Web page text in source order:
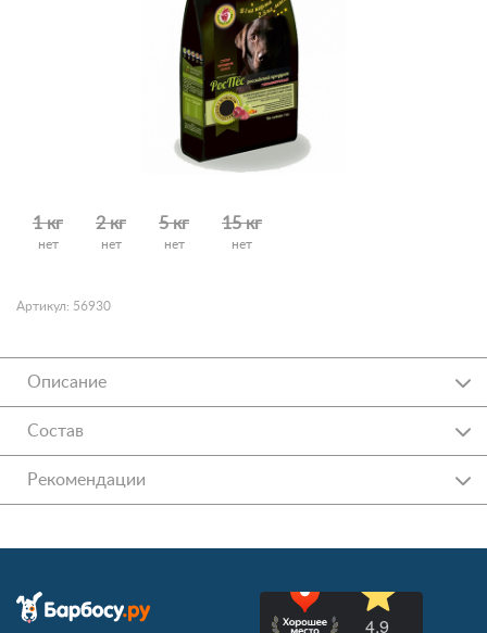
1 кг
нет
2 кг
нет
5 кг
нет
15 кг
нет
Артикул: 56930
Описание
Состав
Рекомендации